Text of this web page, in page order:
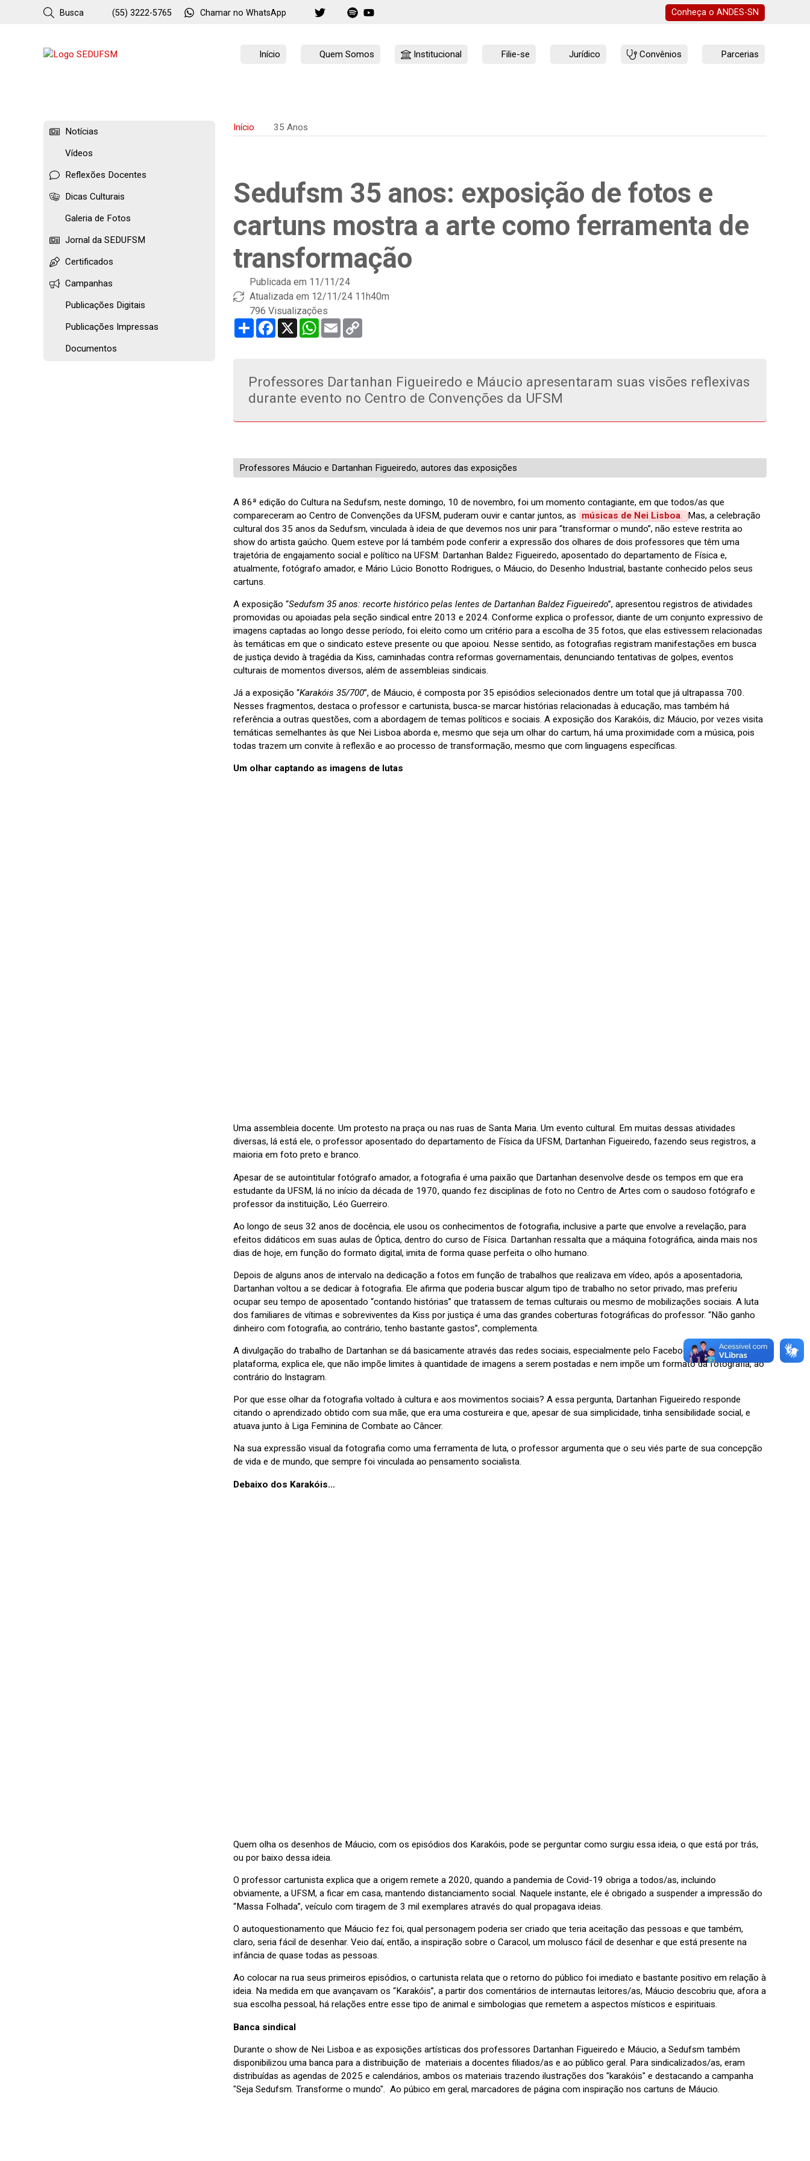
Busca (55) 3222-5765 Chamar no WhatsApp Conheça o ANDES-SN
Início Quem Somos Institucional Filie-se Jurídico Convênios Parcerias
Notícias
Vídeos
Reflexões Docentes
Dicas Culturais
Galeria de Fotos
Jornal da SEDUFSM
Certificados
Campanhas
Publicações Digitais
Publicações Impressas
Documentos
Início 35 Anos
Sedufsm 35 anos: exposição de fotos e
cartuns mostra a arte como ferramenta de
transformação
Publicada em 11/11/24
Atualizada em 12/11/24 11h40m
796 Visualizações
Share Facebook
X WhatsApp
Email
Professores Dartanhan Figueiredo e Máucio apresentaram suas visões reflexivas
durante evento no Centro de Convenções da UFSM
Professores Máucio e Dartanhan Figueiredo, autores das exposições
A 86ª edição do Cultura na Sedufsm, neste domingo, 10 de novembro, foi um momento contagiante, em que todos/as que
compareceram ao Centro de Convenções da UFSM, puderam ouvir e cantar juntos, as músicas de Nei Lisboa
Mas, a celebração
cultural dos 35 anos da Sedufsm, vinculada à ideia de que devemos nos unir para “transformar o mundo”, não esteve restrita ao
show do artista gaúcho. Quem esteve por lá também pode conferir a expressão dos olhares de dois professores que têm uma
trajetória de engajamento social e político na UFSM: Dartanhan Baldez Figueiredo, aposentado do departamento de Física e,
atualmente, fotógrafo amador, e Mário Lúcio Bonotto Rodrigues, o Máucio, do Desenho Industrial, bastante conhecido pelos seus
cartuns.
A exposição “Sedufsm 35 anos: recorte histórico pelas lentes de Dartanhan Baldez Figueiredo”, apresentou registros de atividades
promovidas ou apoiadas pela seção sindical entre 2013 e 2024. Conforme explica o professor, diante de um conjunto expressivo de
imagens captadas ao longo desse período, foi eleito como um critério para a escolha de 35 fotos, que elas estivessem relacionadas
às temáticas em que o sindicato esteve presente ou que apoiou. Nesse sentido, as fotografias registram manifestações em busca
de justiça devido à tragédia da Kiss, caminhadas contra reformas governamentais, denunciando tentativas de golpes, eventos
culturais de momentos diversos, além de assembleias sindicais.
Já a exposição “Karakóis 35/700”, de Máucio, é composta por 35 episódios selecionados dentre um total que já ultrapassa 700.
Nesses fragmentos, destaca o professor e cartunista, busca-se marcar histórias relacionadas à educação, mas também há
referência a outras questões, com a abordagem de temas políticos e sociais. A exposição dos Karakóis, diz Máucio, por vezes visita
temáticas semelhantes às que Nei Lisboa aborda e, mesmo que seja um olhar do cartum, há uma proximidade com a música, pois
todas trazem um convite à reflexão e ao processo de transformação, mesmo que com linguagens específicas.
Um olhar captando as imagens de lutas
Uma assembleia docente. Um protesto na praça ou nas ruas de Santa Maria. Um evento cultural. Em muitas dessas atividades
diversas, lá está ele, o professor aposentado do departamento de Física da UFSM, Dartanhan Figueiredo, fazendo seus registros, a
maioria em foto preto e branco.
Apesar de se autointitular fotógrafo amador, a fotografia é uma paixão que Dartanhan desenvolve desde os tempos em que era
estudante da UFSM, lá no início da década de 1970, quando fez disciplinas de foto no Centro de Artes com o saudoso fotógrafo e
professor da instituição, Léo Guerreiro.
Ao longo de seus 32 anos de docência, ele usou os conhecimentos de fotografia, inclusive a parte que envolve a revelação, para
efeitos didáticos em suas aulas de Óptica, dentro do curso de Física. Dartanhan ressalta que a máquina fotográfica, ainda mais nos
dias de hoje, em função do formato digital, imita de forma quase perfeita o olho humano.
Depois de alguns anos de intervalo na dedicação a fotos em função de trabalhos que realizava em vídeo, após a aposentadoria,
Dartanhan voltou a se dedicar à fotografia. Ele afirma que poderia buscar algum tipo de trabalho no setor privado, mas preferiu
ocupar seu tempo de aposentado “contando histórias” que tratassem de temas culturais ou mesmo de mobilizações sociais. A luta
dos familiares de vítimas e sobreviventes da Kiss por justiça é uma das grandes coberturas fotográficas do professor. “Não ganho
dinheiro com fotografia, ao contrário, tenho bastante gastos”, complementa.
A divulgação do trabalho de Dartanhan se dá basicamente através das redes sociais, especialmente pelo Facebook, que é uma
plataforma, explica ele, que não impõe limites à quantidade de imagens a serem postadas e nem impõe um formato da fotografia, ao
contrário do Instagram.
Por que esse olhar da fotografia voltado à cultura e aos movimentos sociais? A essa pergunta, Dartanhan Figueiredo responde
citando o aprendizado obtido com sua mãe, que era uma costureira e que, apesar de sua simplicidade, tinha sensibilidade social, e
atuava junto à Liga Feminina de Combate ao Câncer.
Na sua expressão visual da fotografia como uma ferramenta de luta, o professor argumenta que o seu viés parte de sua concepção
de vida e de mundo, que sempre foi vinculada ao pensamento socialista.
Debaixo dos Karakóis...
Quem olha os desenhos de Máucio, com os episódios dos Karakóis, pode se perguntar como surgiu essa ideia, o que está por trás,
ou por baixo dessa ideia.
O professor cartunista explica que a origem remete a 2020, quando a pandemia de Covid-19 obriga a todos/as, incluindo
obviamente, a UFSM, a ficar em casa, mantendo distanciamento social. Naquele instante, ele é obrigado a suspender a impressão do
“Massa Folhada”, veículo com tiragem de 3 mil exemplares através do qual propagava ideias.
O autoquestionamento que Máucio fez foi, qual personagem poderia ser criado que teria aceitação das pessoas e que também,
claro, seria fácil de desenhar. Veio daí, então, a inspiração sobre o Caracol, um molusco fácil de desenhar e que está presente na
infância de quase todas as pessoas.
Ao colocar na rua seus primeiros episódios, o cartunista relata que o retorno do público foi imediato e bastante positivo em relação à
ideia. Na medida em que avançavam os “Karakóis”, a partir dos comentários de internautas leitores/as, Máucio descobriu que, afora a
sua escolha pessoal, há relações entre esse tipo de animal e simbologias que remetem a aspectos místicos e espirituais.
Banca sindical
Durante o show de Nei Lisboa e as exposições artísticas dos professores Dartanhan Figueiredo e Máucio, a Sedufsm também
disponibilizou uma banca para a distribuição de materiais a docentes filiados/as e ao público geral. Para sindicalizados/as, eram
distribuídas as agendas de 2025 e calendários, ambos os materiais trazendo ilustrações dos "karakóis" e destacando a campanha
"Seja Sedufsm. Transforme o mundo". Ao púbico em geral, marcadores de página com inspiração nos cartuns de Máucio.